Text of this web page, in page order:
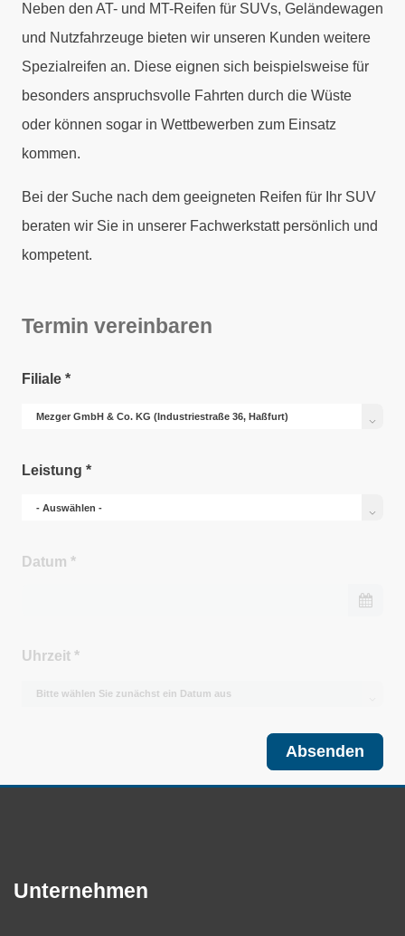
Neben den AT- und MT-Reifen für SUVs, Geländewagen
und Nutzfahrzeuge bieten wir unseren Kunden weitere
Spezialreifen an. Diese eignen sich beispielsweise für
besonders anspruchsvolle Fahrten durch die Wüste
oder können sogar in Wettbewerben zum Einsatz
kommen.
Bei der Suche nach dem geeigneten Reifen für Ihr SUV
beraten wir Sie in unserer Fachwerkstatt persönlich und
kompetent.
Termin vereinbaren
Filiale *
Leistung *
Datum *
Uhrzeit *
Absenden
Unternehmen